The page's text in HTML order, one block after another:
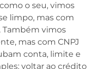
o seu, vimos
limpo, mas com
Também vimos
mas com CNPJ
conta, limite e
voltar ao crédito